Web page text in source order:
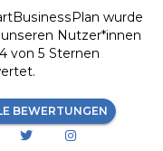
wurde
Nutzer*innen
4 von 5 Sternen
BEWERTUNGEN